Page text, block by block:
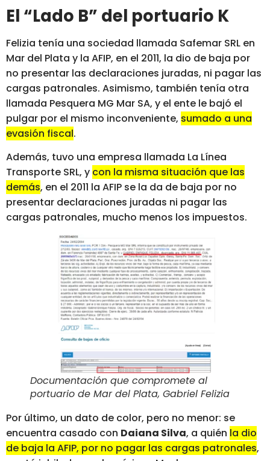
El “Lado B” del portuario K
Felizia tenía una sociedad llamada Safemar SRL en
Mar del Plata y la AFIP, en el 2011, la dio de baja por
no presentar las declaraciones juradas, ni pagar las
cargas patronales. Asimismo, también tenía otra
llamada Pesquera MG Mar SA, y el ente le bajó el
pulgar por el mismo inconveniente, sumado a una
evasión fiscal.
Además, tuvo una empresa llamada La Línea
Transporte SRL, y con la misma situación que las
demás, en el 2011 la AFIP se la da de baja por no
presentar declaraciones juradas ni pagar las
cargas patronales, mucho menos los impuestos.
Documentación que compromete al
portuario de Mar del Plata, Gabriel Felizia
Por último, un dato de color, pero no menor: se
encuentra casado con Daiana Silva, a quién la dio
de baja la AFIP, por no pagar las cargas patronales,